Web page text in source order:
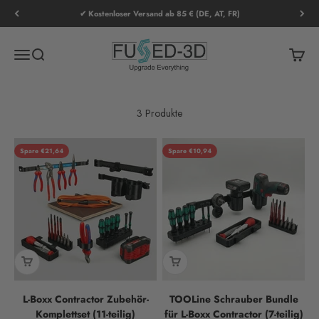
Zum Inhalt springen ✔ Kostenloser Versand ab 85 € (DE, AT, FR)
MenüSuche
Fused-3D
3 Produkte
Spare €21,64
L-Boxx Contractor Zubehör-
Komplettset (11-teilig)
Spare €10,94
TOOLine Schrauber Bundle
für L-Boxx Contractor (7-teilig)